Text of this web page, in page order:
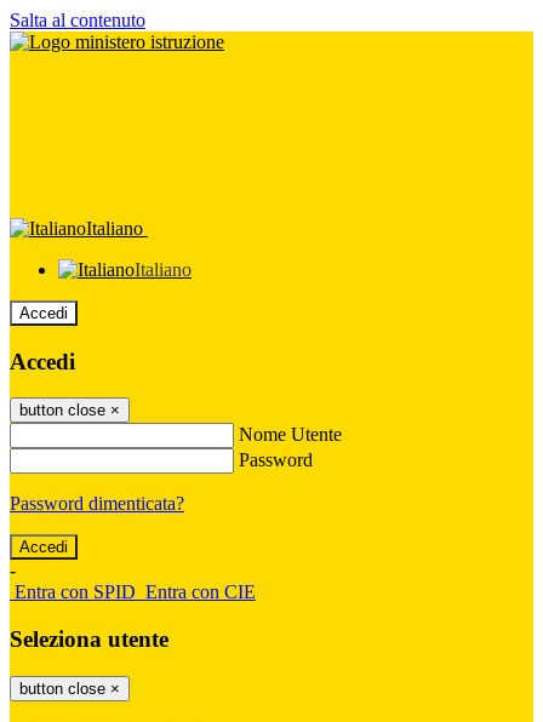
Salta al contenuto
Italiano
Italiano
Accedi
Accedi
button close ×
Nome Utente
Password
Password dimenticata?
-
Entra con SPID Entra con CIE
Seleziona utente
button close ×